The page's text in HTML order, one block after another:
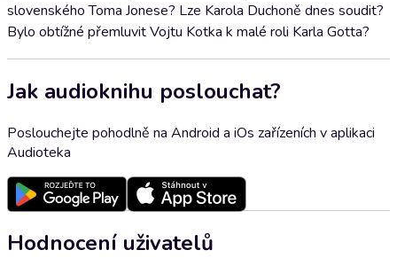
slovenského Toma Jonese? Lze Karola Duchoně dnes soudit?
Bylo obtížné přemluvit Vojtu Kotka k malé roli Karla Gotta?
Jak audioknihu poslouchat?
Poslouchejte pohodlně na Android a iOs zařízeních v aplikaci
Audioteka
Hodnocení uživatelů